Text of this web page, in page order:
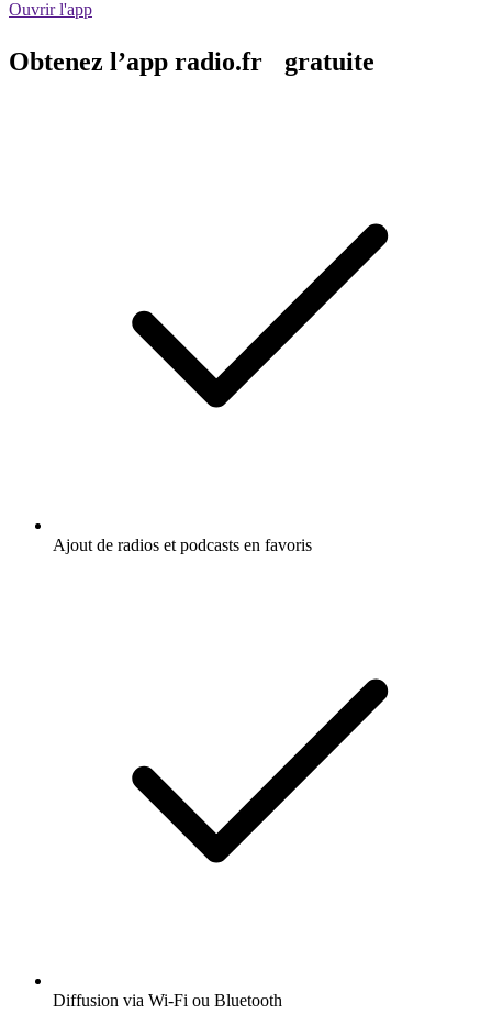
Ouvrir l'app
Obtenez l’app radio.fr gratuite
Ajout de radios et podcasts en favoris
Diffusion via Wi-Fi ou Bluetooth